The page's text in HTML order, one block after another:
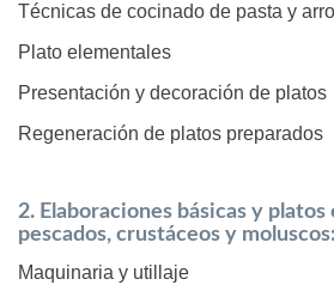
Técnicas de cocinado de pasta y
Plato elementales
Presentación y decoración de platos
Regeneración de platos preparados
2. Elaboraciones básicas y
pescados, crustáceos y moluscos:
Maquinaria y utillaje